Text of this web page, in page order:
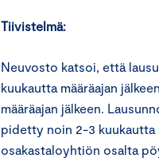
Tiivistelmä:
Neuvosto katsoi, että
kuukautta määräajan
määräajan jälkeen.
pidetty noin 2-3 kuukautta
osakastaloyhtiön osalta